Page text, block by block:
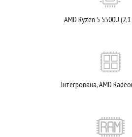
AMD Ryzen 5 5500U
Інтегрована, AMD